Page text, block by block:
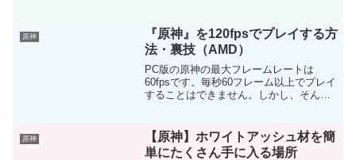
ター採用率そのキャラを『持っている
人』が...
原神
『原神』を120fpsでプレイする方
法・裏技（AMD）
PC版の原神の最大フレームレートは
60fpsです。毎秒60フレーム以上でプレイ
することはできません。しかし、そんな
原神を120fpsでプレイす...
原神
【原神】ホワイトアッシュ材を簡
単にたくさん手に入る場所